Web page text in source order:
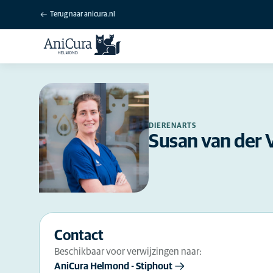
Terug naar anicura.nl
DIERENARTS
Susan van der
Contact
Beschikbaar voor verwijzingen naar:
AniCura Helmond - Stiphout